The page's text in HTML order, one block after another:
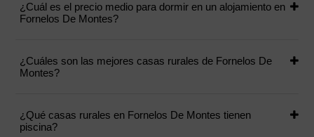
¿Cuál es el precio medio para dormir en un alojamiento en
Fornelos De Montes?
¿Cuáles son las mejores casas rurales de Fornelos De
Montes?
¿Qué casas rurales en Fornelos De Montes tienen
piscina?